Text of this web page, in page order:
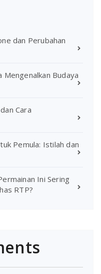
dan Perubahan
Mengenalkan Budaya
Cara
Pemula: Istilah dan
Ini Sering
RTP?